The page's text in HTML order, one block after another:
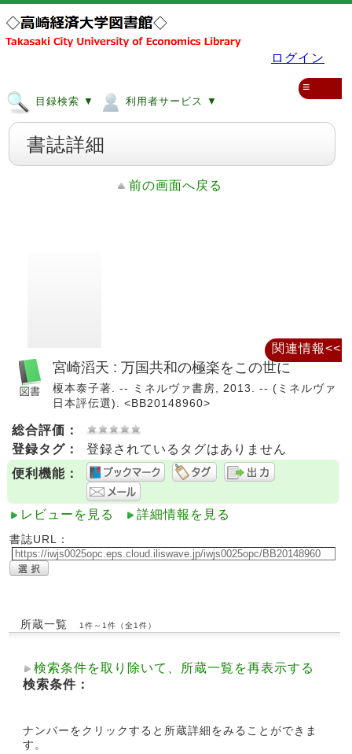
ログイン
目録検索 ▼ 利用者サービス ▼
≡
書誌詳細
前の画面へ戻る
宮崎滔天 : 万国共和の極楽をこの世に
榎本泰子著. -- ミネルヴァ書房, 2013. -- (ミネルヴァ
日本評伝選). <BB20148960>
総合評価：
登録タグ：
登録されているタグはありません
便利機能：
レビューを見る 詳細情報を見る
書誌URL：
所蔵一覧 1件～1件（全1件）
検索条件を取り除いて、所蔵一覧を再表示する
検索条件：
ナンバーをクリックすると所蔵詳細をみることができま
す。
関連情報<<